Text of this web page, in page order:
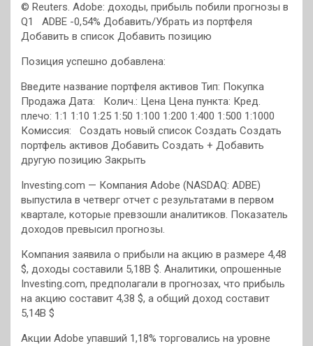
© Reuters. Adobe: доходы, прибыль побили прогнозы в
Q1
ADBE -0,54% Добавить/Убрать из портфеля
Добавить в список Добавить позицию
Позиция успешно добавлена:
Введите название портфеля активов Тип: Покупка
Продажа Дата: Колич.: Цена Цена пункта: Кред.
плечо: 1:1 1:10 1:25 1:50 1:100 1:200 1:400 1:500 1:1000
Комиссия:
Создать новый список Создать Создать
портфель активов Добавить Создать + Добавить
другую позицию Закрыть
Investing.com — Компания Adobe (NASDAQ: ADBE)
выпустила в четверг отчет с результатами в первом
квартале, которые превзошли аналитиков. Показатель
доходов превысил прогнозы.
Компания заявила о прибыли на акцию в размере 4,48
$, доходы составили 5,18B $. Аналитики, опрошенные
Investing.com, предполагали в прогнозах, что прибыль
на акцию составит 4,38 $, а общий доход составит
5,14B $
Акции Adobe упавший 1,18% торговались на уровне